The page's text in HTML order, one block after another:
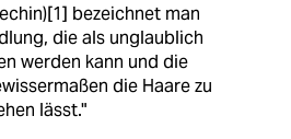
bezeichnet man
die als unglaublich
werden kann und die
die Haare zu
lässt."